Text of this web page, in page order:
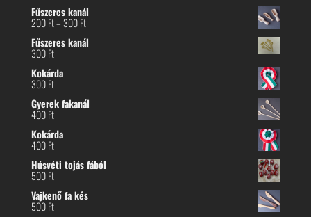
Fűszeres kanál
200Ft–300FtÁrtartomány:
-
Fűszeres kanál
300Ft
Kokárda
300Ft
Gyerek fakanál
400Ft
Kokárda
400Ft
Húsvéti tojás fából
500Ft
Vajkenő fa kés
500Ft